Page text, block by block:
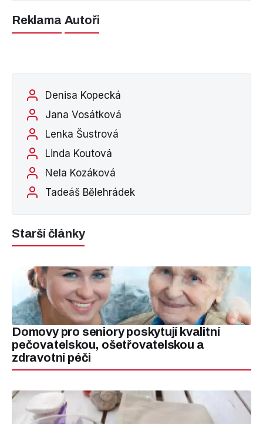
Reklama Autoři
Denisa Kopecká
Jana Vosátková
Lenka Šustrová
Linda Koutová
Nela Kozáková
Tadeáš Bělehrádek
Starší články
Domovy pro seniory poskytují kvalitní
pečovatelskou, ošetřovatelskou a
zdravotní péči